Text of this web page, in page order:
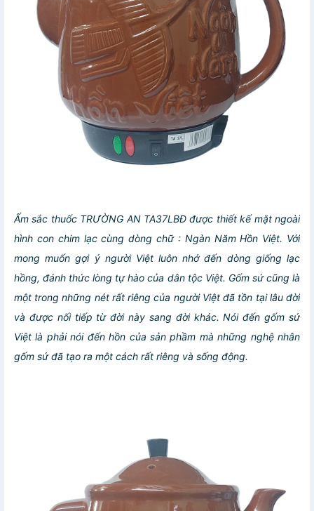
Ấm sắc thuốc TRƯỜNG AN TA37LBĐ được thiết kế mặt ngoài
hình con chim lạc cùng dòng chữ : Ngàn Năm Hồn Việt. Với
mong muốn gợi ý người Việt luôn nhớ đến dòng giống lạc
hồng, đánh thức lòng tự hào của dân tộc Việt. Gốm sứ cũng là
một trong những nét rất riêng của người Việt đã tồn tại lâu đời
và được nối tiếp từ đời này sang đời khác. Nói đến gốm sứ
Việt là phải nói đến hồn của sản phầm mà những nghệ nhân
gốm sứ đã tạo ra một cách rất riêng và sống động.